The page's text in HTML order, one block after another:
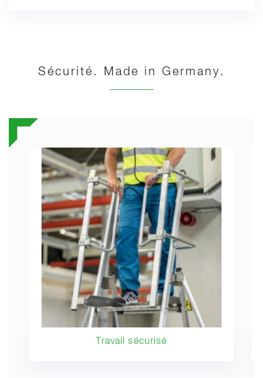
Sécurité. Made in Germany.
Travail sécurisé